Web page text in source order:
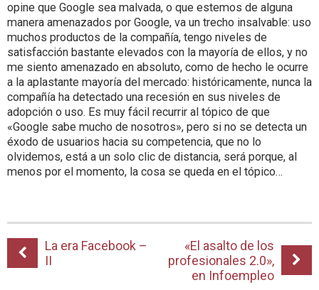
opine que Google sea malvada, o que estemos de alguna
manera amenazados por Google, va un trecho insalvable: uso
muchos productos de la compañía, tengo niveles de
satisfacción bastante elevados con la mayoría de ellos, y no
me siento amenazado en absoluto, como de hecho le ocurre
a la aplastante mayoría del mercado: históricamente, nunca la
compañía ha detectado una recesión en sus niveles de
adopción o uso. Es muy fácil recurrir al tópico de que
«Google sabe mucho de nosotros», pero si no se detecta un
éxodo de usuarios hacia su competencia, que no lo
olvidemos, está a un solo clic de distancia, será porque, al
menos por el momento, la cosa se queda en el tópico…
La era Facebook –
II
«El asalto de los
profesionales 2.0»,
en Infoempleo